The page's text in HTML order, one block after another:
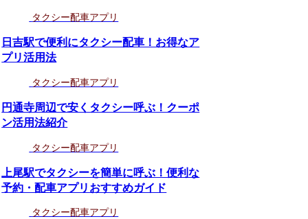
タクシー配車アプリ
日吉駅で便利にタクシー配車！お得なア
プリ活用法
タクシー配車アプリ
円通寺周辺で安くタクシー呼ぶ！クーポ
ン活用法紹介
タクシー配車アプリ
上尾駅でタクシーを簡単に呼ぶ！便利な
予約・配車アプリおすすめガイド
タクシー配車アプリ